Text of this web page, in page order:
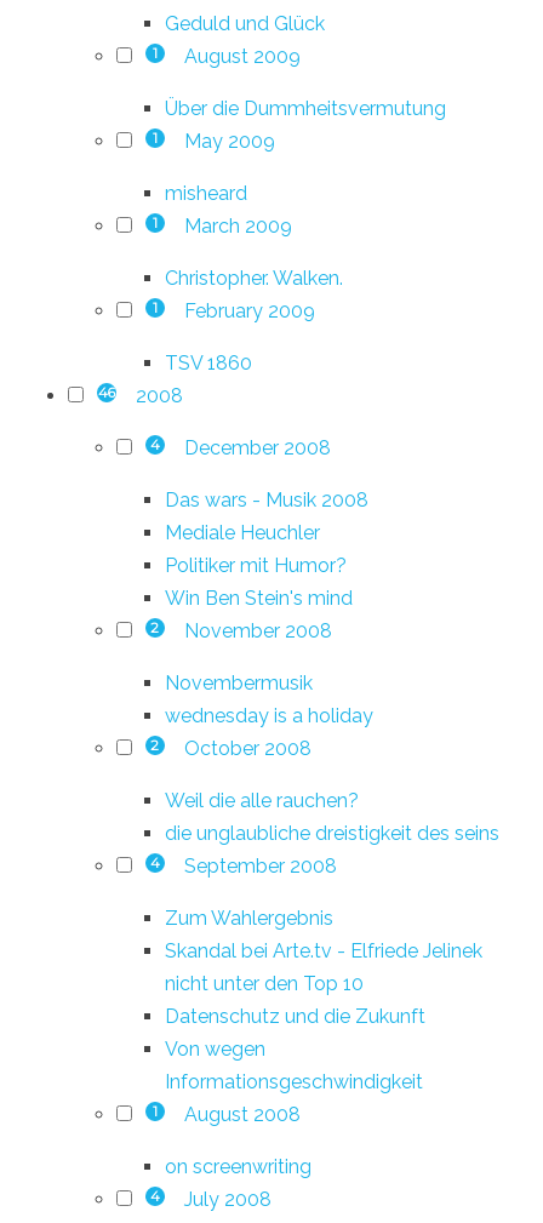
Geduld und Glück
1 August 2009
Über die Dummheitsvermutung
1 May 2009
misheard
1 March 2009
Christopher. Walken.
1 February 2009
TSV 1860
46 2008
4 December 2008
Das wars - Musik 2008
Mediale Heuchler
Politiker mit Humor?
Win Ben Stein's mind
2 November 2008
Novembermusik
wednesday is a holiday
2 October 2008
Weil die alle rauchen?
die unglaubliche dreistigkeit des seins
4 September 2008
Zum Wahlergebnis
Skandal bei Arte.tv - Elfriede Jelinek
nicht unter den Top 10
Datenschutz und die Zukunft
Von wegen
Informationsgeschwindigkeit
1 August 2008
on screenwriting
4 July 2008